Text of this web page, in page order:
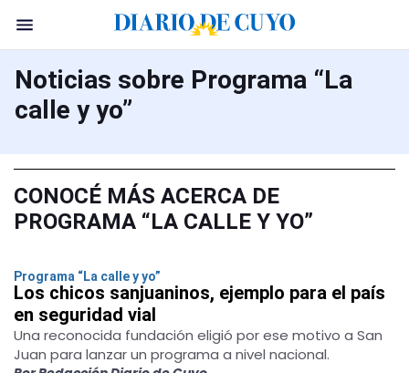
Noticias sobre Programa “La
calle y yo”
CONOCÉ MÁS ACERCA DE
PROGRAMA “LA CALLE Y YO”
Programa “La calle y yo”
Los chicos sanjuaninos, ejemplo para el país
en seguridad vial
Una reconocida fundación eligió por ese motivo a San
Juan para lanzar un programa a nivel nacional.